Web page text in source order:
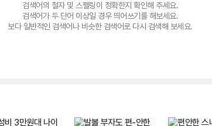
검색어의 철자 및 스펠링이 정확한지 확인해 주세요.
검색어가 두 단어 이상일 경우 띄어쓰기를 해보세요.
보다 일반적인 검색어나 비슷한 검색어로 다시 검색해 보세요.